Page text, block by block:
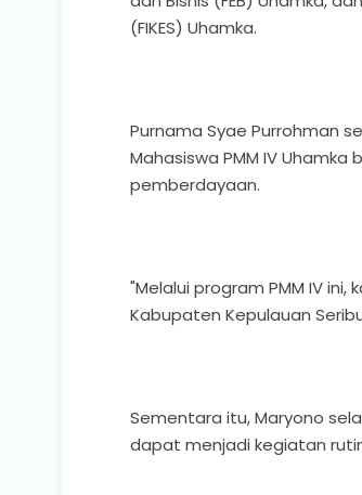
(FIKES) Uhamka.
Purnama Syae Purrohman
Mahasiswa PMM IV
pemberdayaan.
"Melalui program PMM IV
Kabupaten Kepulauan
Sementara itu, Maryono
dapat menjadi kegiatan